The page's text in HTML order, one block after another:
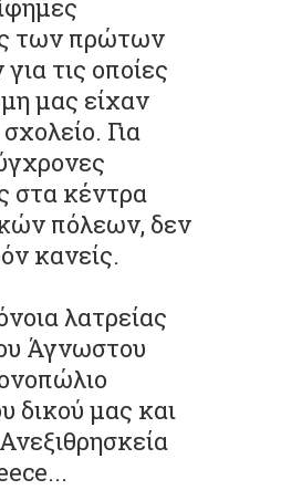
των πρώτων
τις οποίες
μας είχαν
Για
στα κέντρα
πόλεων, δεν
κανείς.
λατρείας
Άγνωστου
δικού μας και